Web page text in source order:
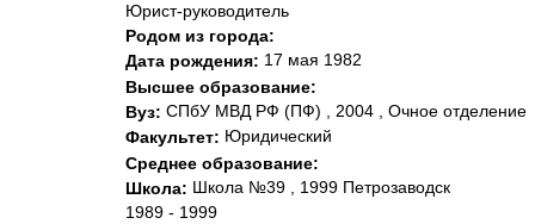
Юрист-руководитель
Родом из города:
Дата рождения: 17 мая 1982
Высшее образование:
Вуз: СПбУ МВД РФ (ПФ) , 2004 , Очное отделение
Факультет: Юридический
Среднее образование:
Школа: Школа №39 , 1999 Петрозаводск
1989 - 1999